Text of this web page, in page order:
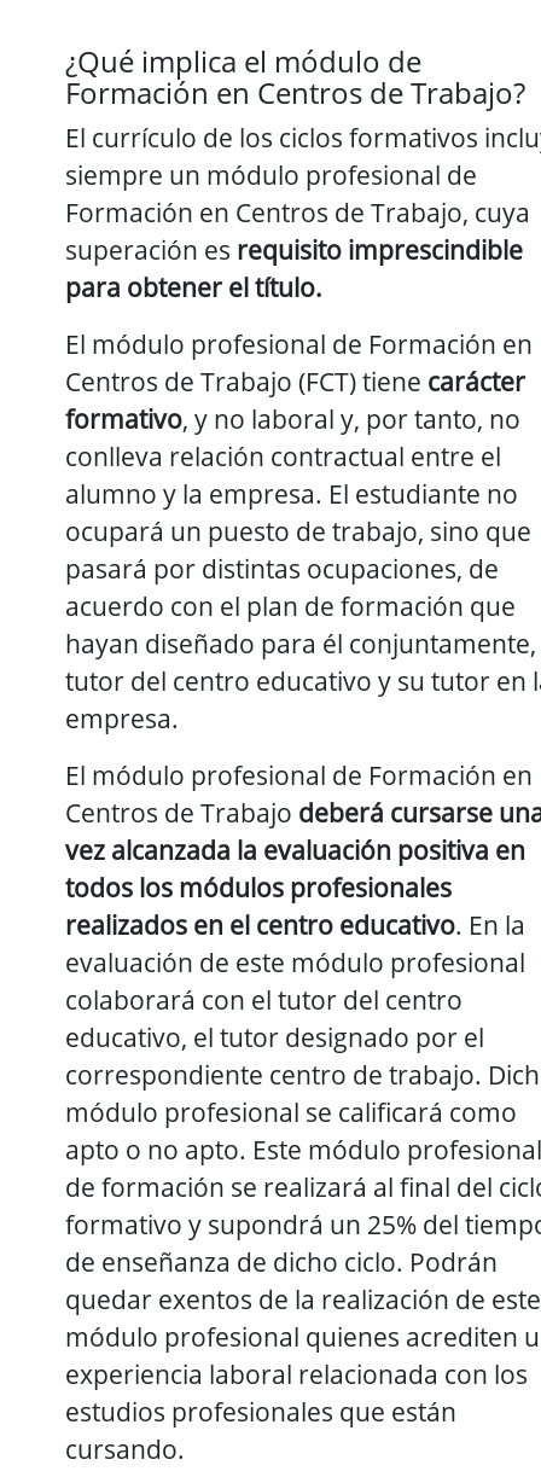
¿Qué implica el módulo de
Formación en Centros de Trabajo?
El currículo de los ciclos formativos
siempre un módulo profesional de
Formación en Centros de Trabajo, cuya
superación es requisito imprescindible
para obtener el título.
El módulo profesional de Formación en
Centros de Trabajo (FCT) tiene carácter
formativo, y no laboral y, por tanto, no
conlleva relación contractual entre el
alumno y la empresa. El estudiante no
ocupará un puesto de trabajo, sino que
pasará por distintas ocupaciones, de
acuerdo con el plan de formación que
hayan diseñado para él
tutor del centro educativo y su tutor en
empresa.
El módulo profesional de Formación en
Centros de Trabajo deberá cursarse
vez alcanzada la evaluación positiva en
todos los módulos profesionales
realizados en el centro educativo. En la
evaluación de este módulo profesional
colaborará con el tutor del centro
educativo, el tutor designado por el
correspondiente centro de trabajo.
módulo profesional se calificará como
apto o no apto. Este módulo profesional
de formación se realizará al final del
formativo y supondrá un 25% del
de enseñanza de dicho ciclo. Podrán
quedar exentos de la realización de este
módulo profesional quienes acrediten
experiencia laboral relacionada con los
estudios profesionales que están
cursando.